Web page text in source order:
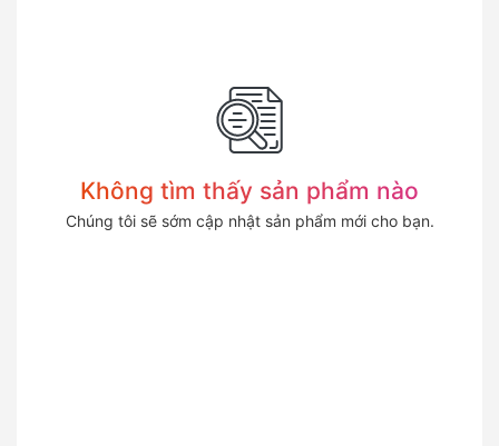
Không tìm thấy sản phẩm nào
Chúng tôi sẽ sớm cập nhật sản phẩm mới cho bạn.